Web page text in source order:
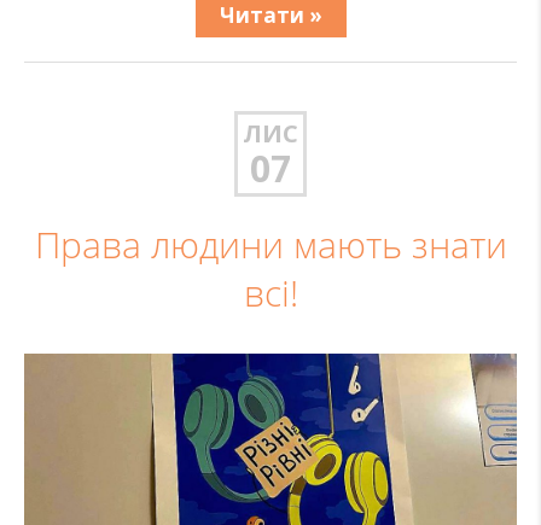
Читати »
ЛИС
07
Права людини мають знати
всі!